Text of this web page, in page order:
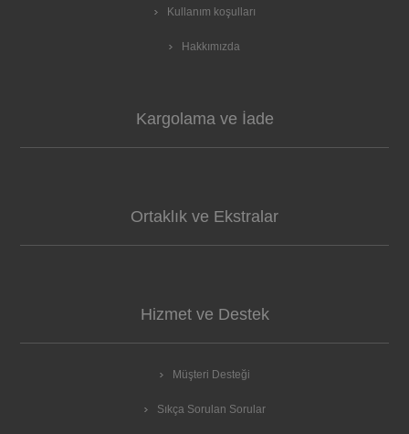
Kullanım koşulları
Hakkımızda
Kargolama ve İade
Ortaklık ve Ekstralar
Hizmet ve Destek
Müşteri Desteği
Sıkça Sorulan Sorular